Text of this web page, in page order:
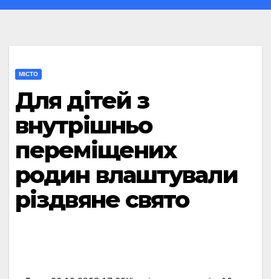
МІСТО
Для дітей з
внутрішньо
переміщених
родин влаштували
різдвяне свято